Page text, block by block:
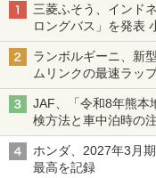
三菱ふそう、インド
ロングバス」を発表
バス
ランボルギーニ、新
ムリンクの最速ラッ
JAF、「令和8年熊本
検方法と車中泊時の
ホンダ、2027年3月
最高を記録